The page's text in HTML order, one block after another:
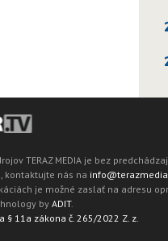
TERAZ MEDIA je bez
kontaktujte nás na
je možné zaslať na adresu
by ADIT.
11a zákona č. 265/2022 Z. z.